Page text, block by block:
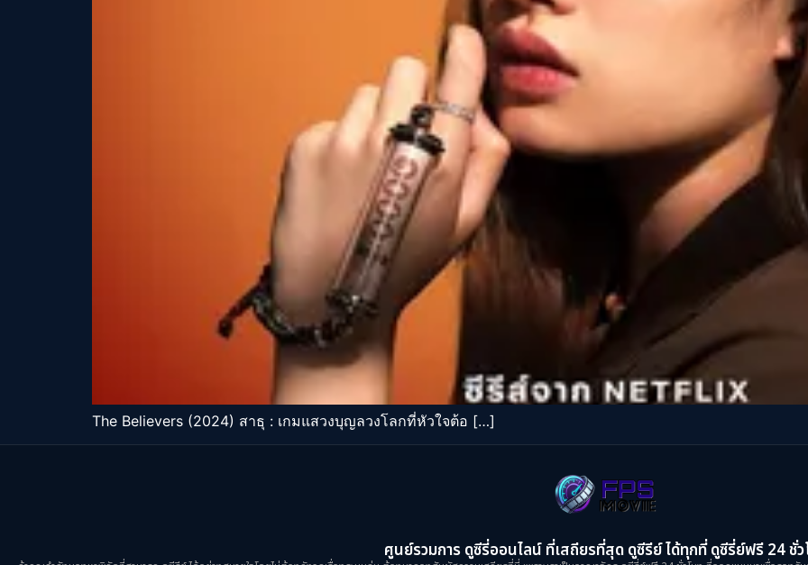
The Believers (2024) สาธุ : เกมแสวงบุญลวงโลกที่หัวใจต้อ […]
ศูนย์รวมการ ดูซีรี่ออนไลน์ ที่เสถียรที่สุด ดูซีรีย์ ได้ทุกที่ ดูซีรี่ย์ฟรี 24 ชั่ว